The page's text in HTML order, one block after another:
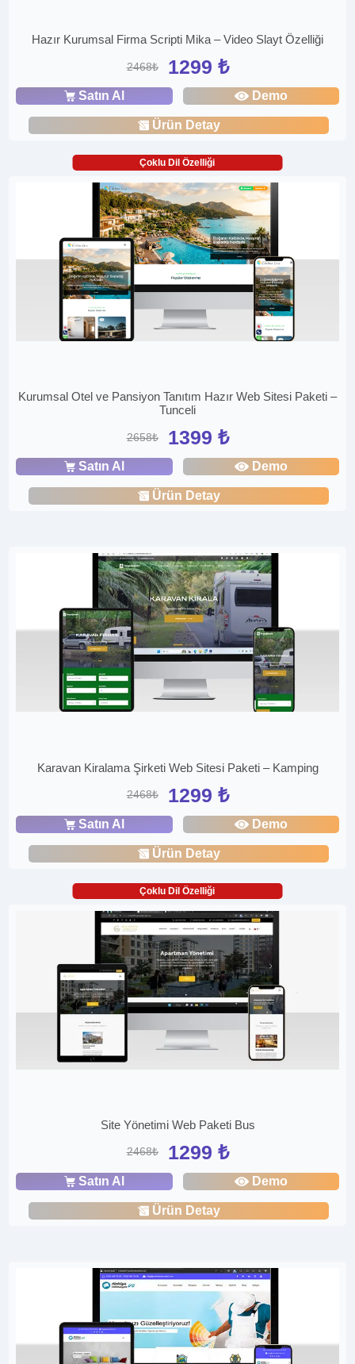
Hazır Kurumsal Firma Scripti Mika – Video Slayt Özelliği
2468₺ 1299 ₺
Satın Al Demo
Ürün Detay
Çoklu Dil Özelliği
Kurumsal Otel ve Pansiyon Tanıtım Hazır Web Sitesi Paketi –
Tunceli
2658₺ 1399 ₺
Satın Al Demo
Ürün Detay
Karavan Kiralama Şirketi Web Sitesi Paketi – Kamping
2468₺ 1299 ₺
Satın Al Demo
Ürün Detay
Çoklu Dil Özelliği
Site Yönetimi Web Paketi Bus
2468₺ 1299 ₺
Satın Al Demo
Ürün Detay